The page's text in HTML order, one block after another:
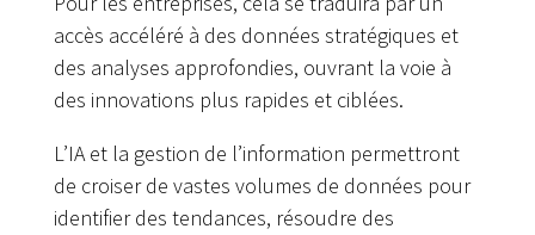
accès accéléré à des données stratégiques et
des analyses approfondies, ouvrant la voie à
des innovations plus rapides et ciblées.
L’IA et la gestion de l’information permettront
de croiser de vastes volumes de données pour
identifier des tendances, résoudre des